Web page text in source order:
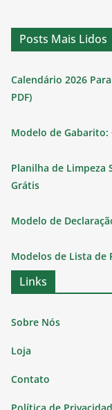
Posts Mais Lidos
Calendário 2026
PDF)
Modelo de Gabarito:
Planilha de Limpeza
Grátis
Modelo de
Modelos de Lista de
Links
Sobre Nós
Loja
Contato